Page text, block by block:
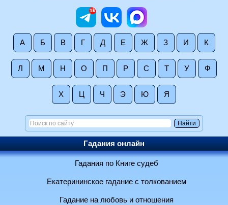
А Б В Г Д Е Ж З И К
Л М Н О П Р С Т У Ф
Х Ц Ч Э Ю Я
Гадания онлайн
Гадания по Книге судеб
Екатерининское гадание с толкованием
Гадание на любовь и отношения